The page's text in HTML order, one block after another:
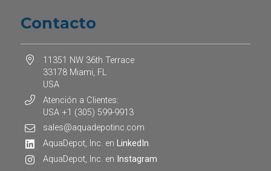
Contacto
11351 NW 36th Terrace
33178 Miami, FL
USA
Atención a Clientes:
USA +1 (305) 599-9913
sales@aquadepotinc.com
AquaDepot, Inc. en LinkedIn
AquaDepot, Inc. en Instagram